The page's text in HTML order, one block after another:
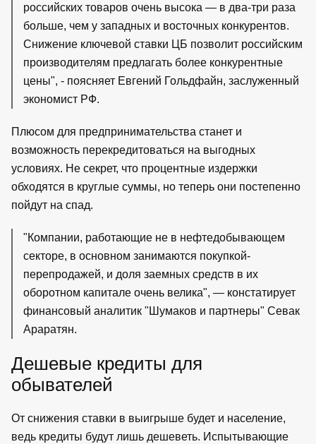
российских товаров очень высока — в два-три раза
больше, чем у западных и восточных конкурентов.
Снижение ключевой ставки ЦБ позволит российским
производителям предлагать более конкурентные
цены", - поясняет Евгений Гольдфайн, заслуженный
экономист РФ.
Плюсом для предпринимательства станет и
возможность перекредитоваться на выгодных
условиях. Не секрет, что процентные издержки
обходятся в круглые суммы, но теперь они постепенно
пойдут на спад.
"Компании, работающие не в нефтедобывающем
секторе, в основном занимаются покупкой-
перепродажей, и доля заемных средств в их
оборотном капитале очень велика", — констатирует
финансовый аналитик "Шумаков и партнеры" Севак
Араратян.
Дешевые кредиты для
обывателей
От снижения ставки в выигрыше будет и население,
ведь кредиты будут лишь дешеветь. Испытывающие